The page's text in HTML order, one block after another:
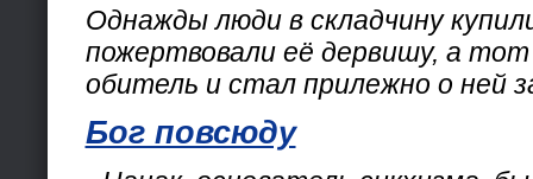
Однажды люди в складчину
пожертвовали её дервишу, а
обитель и стал прилежно о ней
Бог повсюду